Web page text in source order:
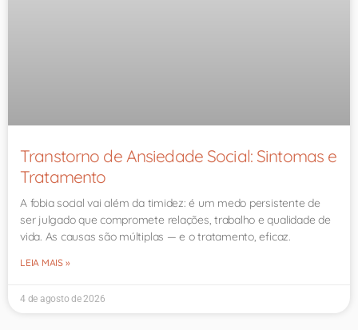
Transtorno de Ansiedade Social: Sintomas e
Tratamento
A fobia social vai além da timidez: é um medo persistente de
ser julgado que compromete relações, trabalho e qualidade de
vida. As causas são múltiplas — e o tratamento, eficaz.
LEIA MAIS »
4 de agosto de 2026